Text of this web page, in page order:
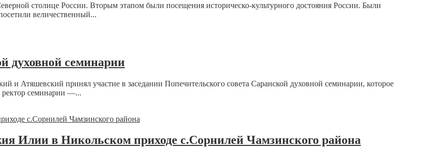
столице России. Вторым этапом были посещения историческо-культурного достояния России. Были
величественный...
духовной семинарии
и Атяшевский принял участие в заседании Попечительского совета Саранской духовной семинарии, которое
ректор семинарии —...
Илии в Никольском приходе с.Сорнилей Чамзинского района